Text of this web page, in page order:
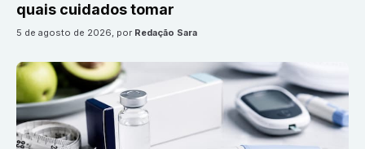
quais cuidados tomar
5 de agosto de 2026, por Redação Sara